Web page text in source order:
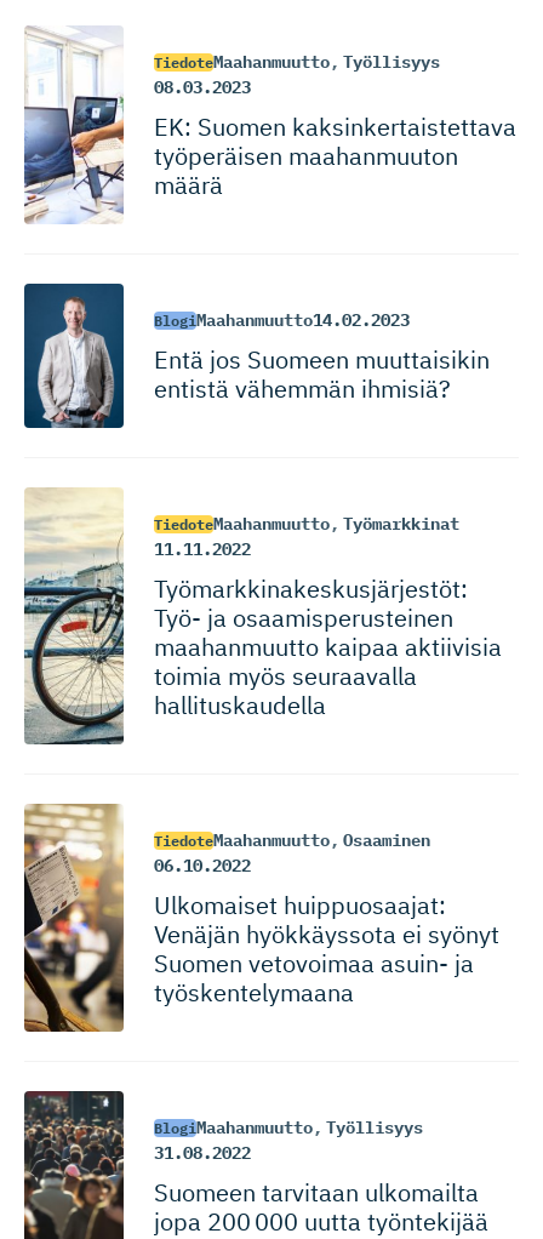
TiedoteMaahanmuutto, Työllisyys
08.03.2023
EK: Suomen kaksinker­tais­tettava
työperäisen maahanmuuton
määrä
BlogiMaahanmuutto14.02.2023
Entä jos Suomeen muuttaisikin
entistä vähemmän ihmisiä?
TiedoteMaahanmuutto, Työmarkkinat
11.11.2022
Työmarkki­na­kes­kus­jär­jestöt:
Työ- ja osaamispe­rus­teinen
maahanmuutto kaipaa aktiivisia
toimia myös seuraavalla
hallituskaudella
TiedoteMaahanmuutto, Osaaminen
06.10.2022
Ulkomaiset huippuosaajat:
Venäjän hyökkäyssota ei syönyt
Suomen vetovoimaa asuin- ja
työskente­lymaana
BlogiMaahanmuutto, Työllisyys
31.08.2022
Suomeen tarvitaan ulkomailta
jopa 200 000 uutta työntekijää